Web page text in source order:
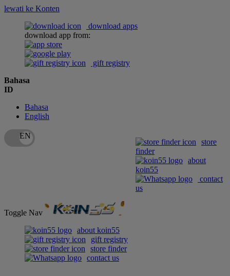
lewati ke Konten
download apps
download app from:
gift registry
Bahasa
ID
Bahasa
English
store
finder
about
koin55
contact
us
Toggle Nav
about koin55
gift registry
store finder
contact us